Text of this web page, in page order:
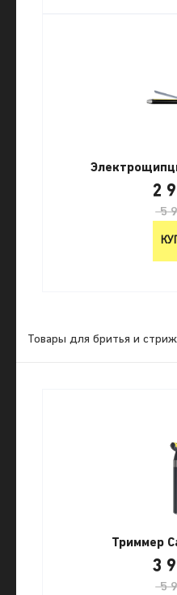
2
5
Товары для бритья и
Триммер
3
5